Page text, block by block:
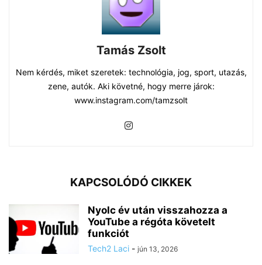
Tamás Zsolt
Nem kérdés, miket szeretek: technológia, jog, sport, utazás,
zene, autók. Aki követné, hogy merre járok:
www.instagram.com/tamzsolt
KAPCSOLÓDÓ CIKKEK
Nyolc év után visszahozza a
YouTube a régóta követelt
funkciót
Tech2 Laci - jún 13, 2026